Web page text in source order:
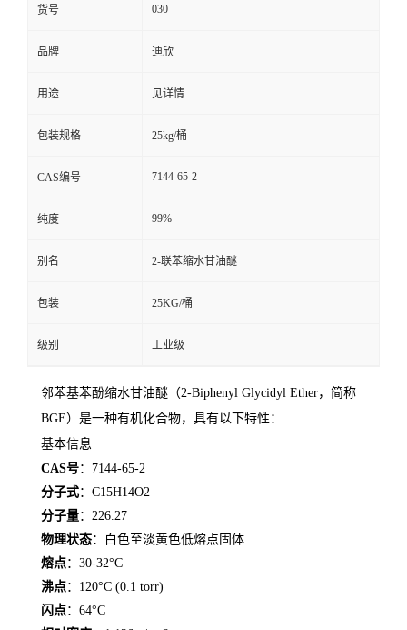
在
线
留
言
货号 030
品牌 迪欣
用途 见详情
包装规格 25kg/桶
CAS编号 7144-65-2
纯度 99%
别名 2-联苯缩水甘油醚
包装 25KG/桶
级别 工业级
邻苯基苯酚缩水甘油醚（2-Biphenyl Glycidyl Ether，简称
BGE）是一种有机化合物，具有以下特性：
基本信息
CAS号：7144-65-2
分子式：C15H14O2
分子量：226.27
物理状态：白色至淡黄色低熔点固体
熔点：30-32°C
沸点：120°C (0.1 torr)
闪点：64°C